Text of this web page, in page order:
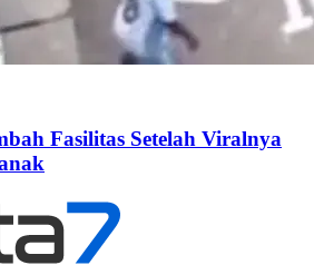
Fasilitas Setelah Viralnya